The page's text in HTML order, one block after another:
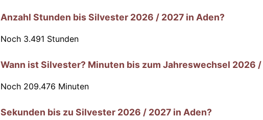
Anzahl Stunden bis Silvester 2026 / 2027 in Aden?
Noch 3.491 Stunden
Wann ist Silvester? Minuten bis zum Jahreswechsel 2026 /
Noch 209.476 Minuten
Sekunden bis zu Silvester 2026 / 2027 in Aden?